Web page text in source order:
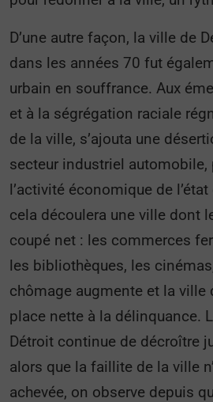
D’une autre façon, la ville de
dans les années 70 fut
urbain en souffrance. Aux
et à la ségrégation raciale
de la ville, s’ajouta une
secteur industriel
l’activité économique de
cela découlera une ville dont
coupé net : les commerces
les bibliothèques, les
chômage augmente et la ville
place nette à la délinquance.
Détroit continue de décroître
alors que la faillite de la ville
achevée, on observe depuis